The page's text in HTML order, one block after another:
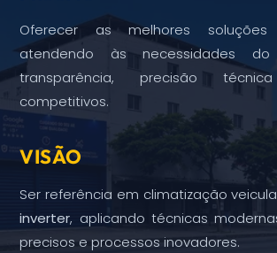
Oferecer as melhores
atendendo às necessidades
transparência, precisão
competitivos.
VISÃO
Ser referência em climatização
inverter, aplicando técnicas
precisos e processos inovadores.